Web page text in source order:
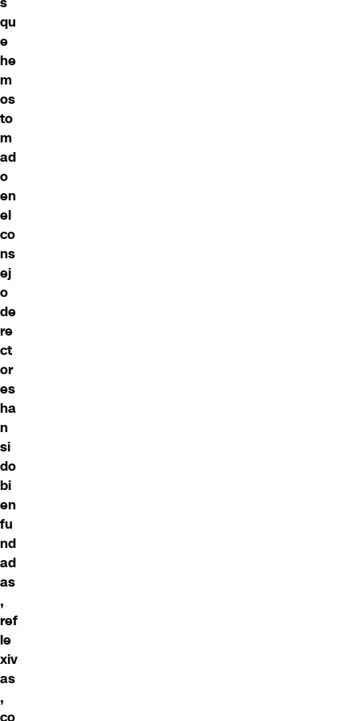
qu
e
he
m
os
to
m
ad
o
en
el
co
ns
ej
o
de
re
ct
or
es
ha
n
si
do
bi
en
fu
nd
ad
as
,
ref
le
xiv
as
,
co